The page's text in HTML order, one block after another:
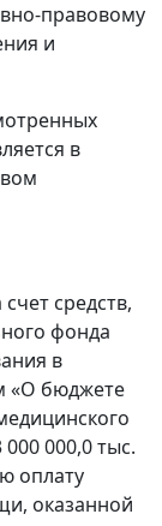
правовому
и
в
средств,
фонда
в
«О бюджете
000,0 тыс.
оплату
оказанной